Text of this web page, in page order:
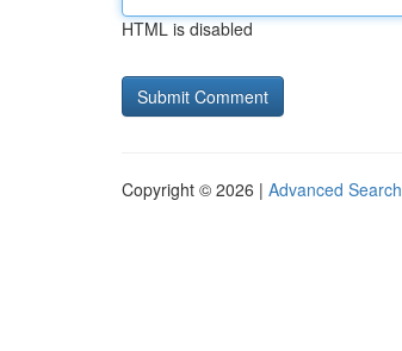
HTML is disabled
Copyright © 2026 | Advanced Search